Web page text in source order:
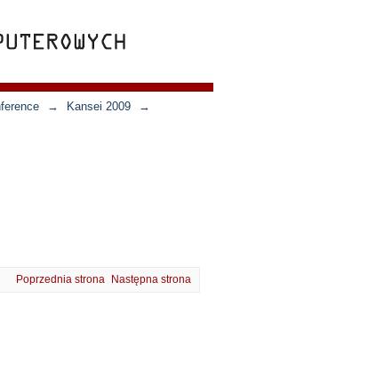
→ Kansei 2009
→
Poprzednia strona Następna strona